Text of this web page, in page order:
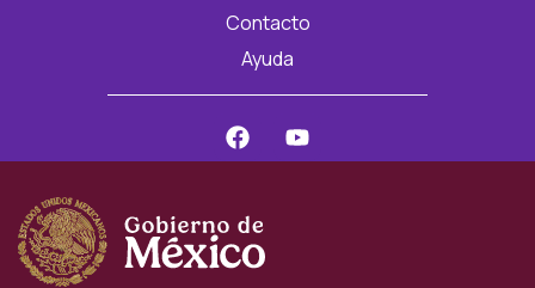
Contacto
Ayuda